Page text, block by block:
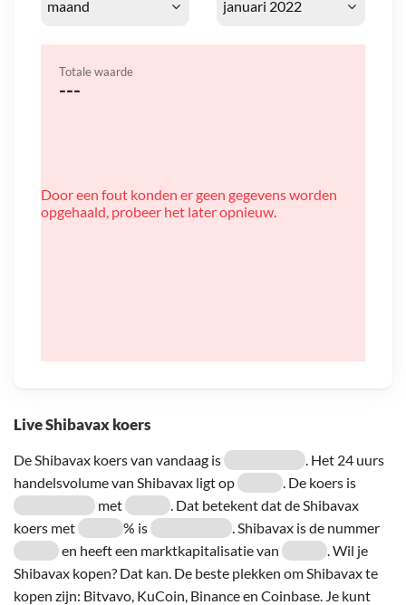
Live Shibavax koers
De Shibavax koers van vandaag is
. Het 24 uurs
handelsvolume van Shibavax ligt op
. De koers is
met
. Dat betekent dat de Shibavax
koers met
% is
. Shibavax is de nummer
en heeft een marktkapitalisatie van
. Wil je
Shibavax kopen? Dat kan. De beste plekken om Shibavax te
kopen zijn: Bitvavo, KuCoin, Binance en Coinbase. Je kunt
Totale waarde
---
Door een fout konden er geen gegevens worden
opgehaald, probeer het later opnieuw.